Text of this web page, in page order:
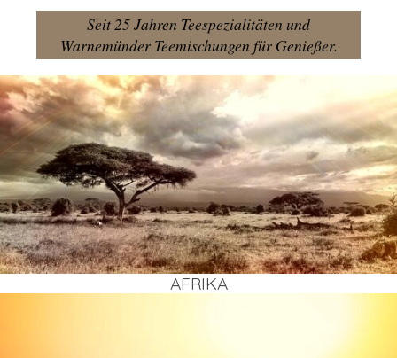
Seit 25 Jahren Teespezialitäten und
Warnemünder Teemischungen für Genießer.
AFRI­KA